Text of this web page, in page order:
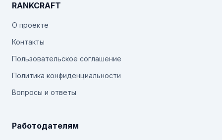
RANKCRAFT
О проекте
Контакты
Пользовательское соглашение
Политика конфиденциальности
Вопросы и ответы
Работодателям